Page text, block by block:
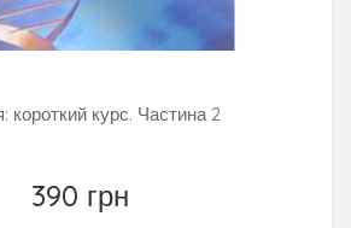
короткий курс. Частина 2
390 грн